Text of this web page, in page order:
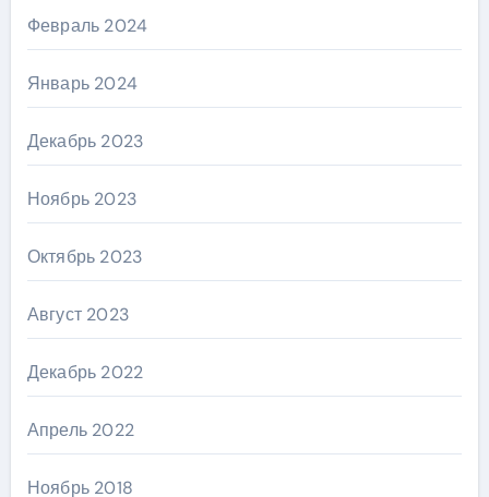
Февраль 2024
Январь 2024
Декабрь 2023
Ноябрь 2023
Октябрь 2023
Август 2023
Декабрь 2022
Апрель 2022
Ноябрь 2018